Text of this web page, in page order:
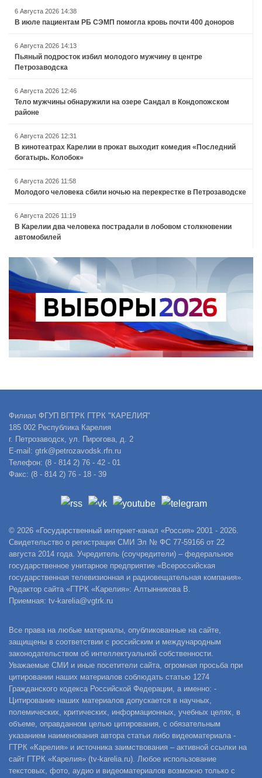
6 Августа 2026 14:38
В июле пациентам РБ СЭМП помогла кровь почти 400 доноров
6 Августа 2026 14:13
Пьяный подросток избил молодого мужчину в центре
Петрозаводска
6 Августа 2026 12:46
Тело мужчины обнаружили на озере Сандал в Кондопожском
районе
6 Августа 2026 12:31
В кинотеатрах Карелии в прокат выходит комедия «Последний
богатырь. Колобок»
6 Августа 2026 11:58
Молодого человека сбили ночью на перекрестке в Петрозаводске
6 Августа 2026 11:19
В Карелии два человека пострадали в лобовом столкновении
автомобилей
Филиал ФГУП ВГТРК ГТРК "КАРЕЛИЯ"
185 002 Республика Карелия
г. Петрозаводск, ул. Пирогова, д. 2
E-mail: gtrk@petrozavodsk.rfn.ru
Телефон: (8 - 814 2) 76 - 42 - 01
Факс: (8 - 814 2) 76 - 18 - 39
© 2026 «Государственный интернет-канал «Россия» 2001 - 2026.
Свидетельство о регистрации СМИ Эл № ФС 77-59166 от 22
августа 2014 года. Учредитель (соучредители) – федеральное
государственное унитарное предприятие «Всероссийская
государственная телевизионная и радиовещательная компания».
Редактор сайта «ГТРК «Карелия»: Алтынникова В.
Приемная: tv-karelia@vgtrk.ru
Все права на любые материалы, опубликованные на сайте,
защищены в соответствии с российским и международным
законодательством об интеллектуальной собственности.
Уважаемые СМИ и иные посетители сайта, огромная просьба при
цитировании наших материалов соблюдать статью 1274
Гражданского кодекса Российской Федерации, а именно: -
Цитирование наших материалов допускается в научных,
полемических, критических, информационных, учебных целях, в
объеме, оправданном целью цитирования, с обязательным
указанием наименования автора статьи либо видеоматериала -
ГТРК «Карелия» и источника заимствования – активной ссылки на
сайт ГТРК «Карелия» (tv-karelia.ru). Любое использование
текстовых, фото, аудио и видеоматериалов возможно только с